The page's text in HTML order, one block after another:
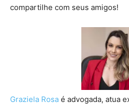
compartilhe com seus amigos!
Graziela Rosa é advogada, atua